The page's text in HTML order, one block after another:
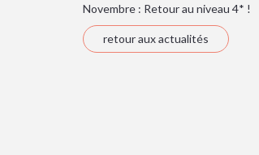
Novembre : Retour au niveau 4* !
retour aux actualités